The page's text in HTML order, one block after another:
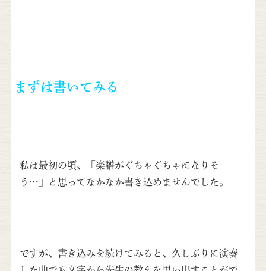
まずは書いてみる
私は最初の頃、「楽譜がぐちゃぐちゃになりそ
う…」と思ってなかなか書き込めませんでした。
ですが、書き込みを続けてみると、久しぶりに演奏